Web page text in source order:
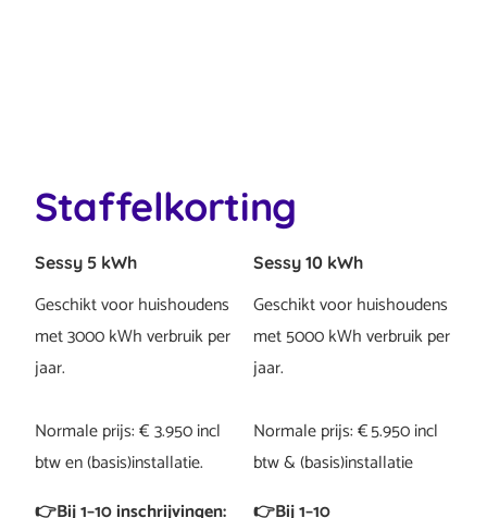
Staffelkorting
Sessy 5 kWh
Geschikt voor huishoudens
met 3000 kWh verbruik per
jaar.
Normale prijs: € 3.950 incl
btw en (basis)installatie.
Sessy 10 kWh
Geschikt voor huishoudens
met 5000 kWh verbruik per
jaar.
Normale prijs: € 5.950 incl
btw & (basis)installatie